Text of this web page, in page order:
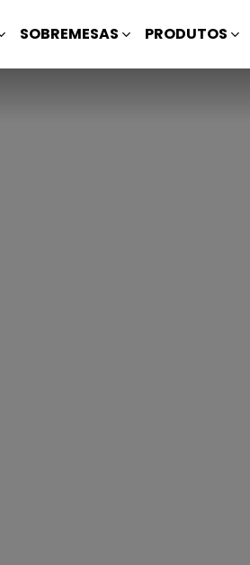
SOBREMESAS PRODUTOS